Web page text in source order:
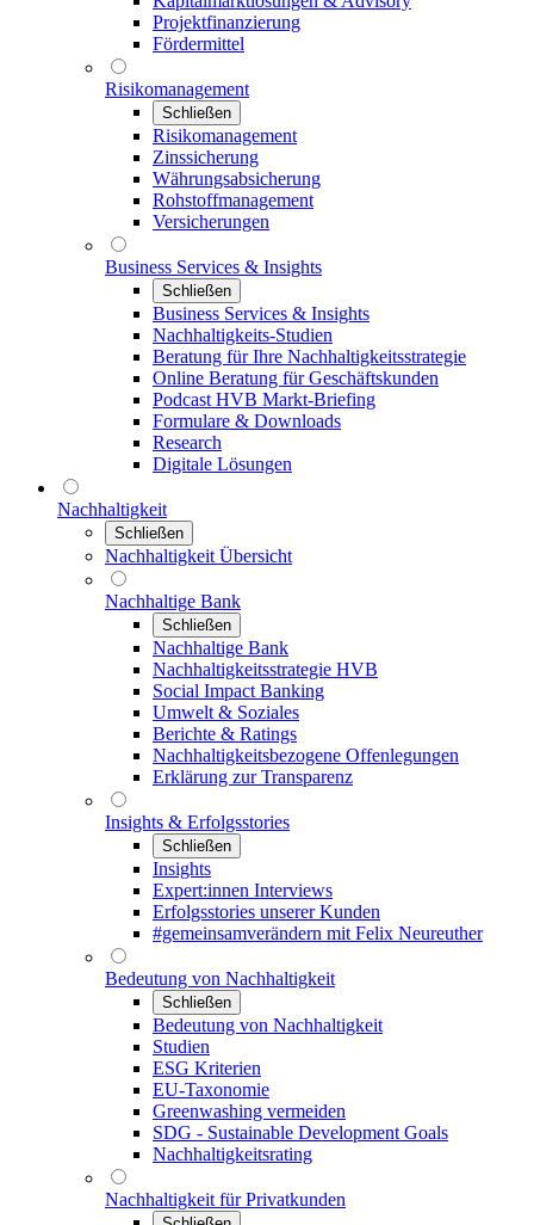
Projektfinanzierung
Fördermittel
Risikomanagement
Schließen
Risikomanagement
Zinssicherung
Währungsabsicherung
Rohstoffmanagement
Versicherungen
Business Services & Insights
Schließen
Business Services & Insights
Nachhaltigkeits-Studien
Beratung für Ihre Nachhaltigkeitsstrategie
Online Beratung für Geschäftskunden
Podcast HVB Markt-Briefing
Formulare & Downloads
Research
Digitale Lösungen
Nachhaltigkeit
Schließen
Nachhaltigkeit Übersicht
Nachhaltige Bank
Schließen
Nachhaltige Bank
Nachhaltigkeitsstrategie HVB
Social Impact Banking
Umwelt & Soziales
Berichte & Ratings
Nachhaltigkeitsbezogene Offenlegungen
Erklärung zur Transparenz
Insights & Erfolgsstories
Schließen
Insights
Expert:innen Interviews
Erfolgsstories unserer Kunden
#gemeinsamverändern mit Felix Neureuther
Bedeutung von Nachhaltigkeit
Schließen
Bedeutung von Nachhaltigkeit
Studien
ESG Kriterien
EU-Taxonomie
Greenwashing vermeiden
SDG - Sustainable Development Goals
Nachhaltigkeitsrating
Nachhaltigkeit für Privatkunden